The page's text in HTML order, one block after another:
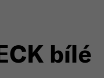
bílé